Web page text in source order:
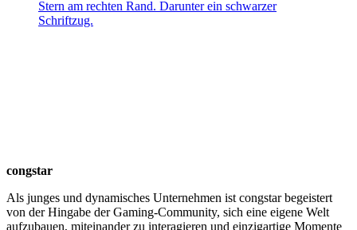
congstar
Als junges und dynamisches Unternehmen ist congstar begeistert
von der Hingabe der Gaming-Community, sich eine eigene Welt
aufzubauen, miteinander zu interagieren und einzigartige Momente